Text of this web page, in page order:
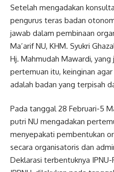
Setelah mengadakan
pengurus teras badan
jawab dalam pembinaan
Ma’arif NU, KHM. Syukri
Hj. Mahmudah Mawardi,
pertemuan itu, keinginan
adalah badan yang terpisah
Pada tanggal 28 Februari-5
putri NU mengadakan
menyepakati pembentukan
secara organisatoris dan
Deklarasi terbentuknya